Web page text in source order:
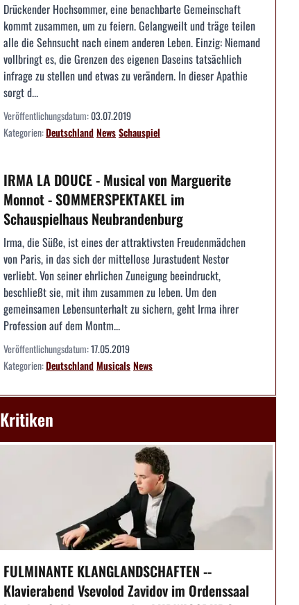
Drückender Hochsommer, eine benachbarte Gemeinschaft
kommt zusammen, um zu feiern. Gelangweilt und träge teilen
alle die Sehnsucht nach einem anderen Leben. Einzig: Niemand
vollbringt es, die Grenzen des eigenen Daseins tatsächlich
infrage zu stellen und etwas zu verändern. In dieser Apathie
sorgt d...
Veröffentlichungsdatum:03.07.2019
Kategorien:DeutschlandNewsSchauspiel
IRMA LA DOUCE - Musical von Marguerite
Monnot - SOMMERSPEKTAKEL im
Schauspielhaus Neubrandenburg
Irma, die Süße, ist eines der attraktivsten Freudenmädchen
von Paris, in das sich der mittellose Jurastudent Nestor
verliebt. Von seiner ehrlichen Zuneigung beeindruckt,
beschließt sie, mit ihm zusammen zu leben. Um den
gemeinsamen Lebensunterhalt zu sichern, geht Irma ihrer
Profession auf dem Montm...
Veröffentlichungsdatum:17.05.2019
Kategorien:DeutschlandMusicalsNews
Kritiken
FULMINANTE KLANGLANDSCHAFTEN --
Klavierabend Vsevolod Zavidov im Ordenssaal